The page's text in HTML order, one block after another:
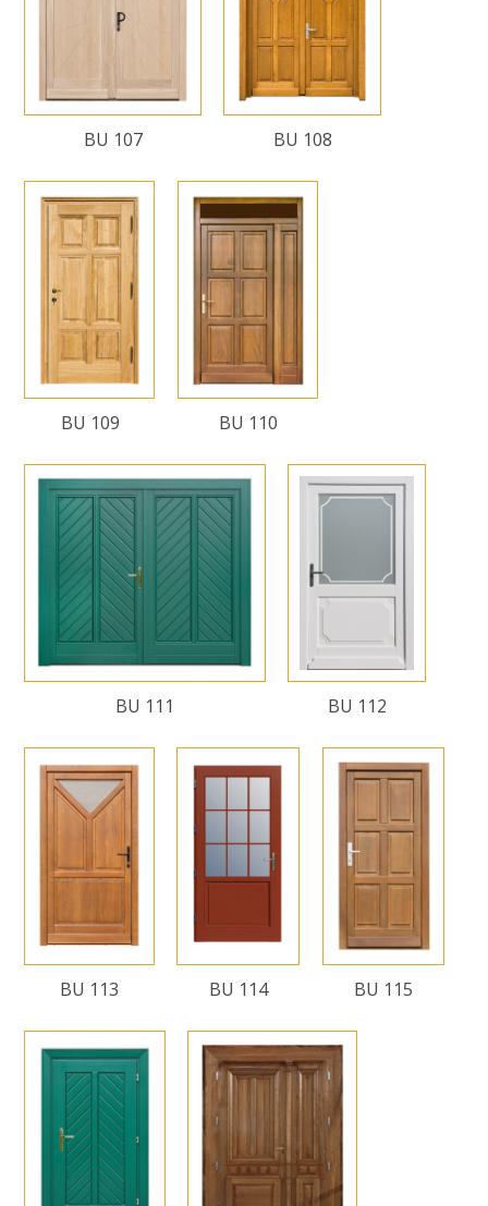
BU 107 BU 108
BU 109 BU 110
BU 111 BU 112
BU 113 BU 114 BU 115